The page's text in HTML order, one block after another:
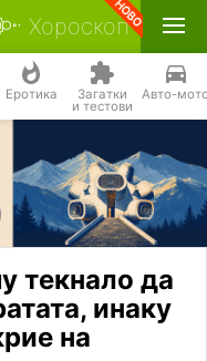
Хороскоп
Еротика Загатки
и тестови
Авто-
текнало да
инаку
на